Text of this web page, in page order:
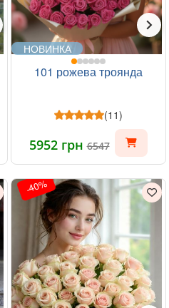
НОВИНКА
101 рожева троянда
(11)
5952 грн6547
-40%